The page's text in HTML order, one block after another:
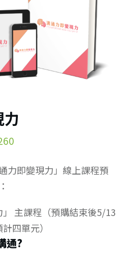
範
NT$2,280
到
NT$3,260
力即變現力」線上課程預
」 主課程（預購結束後5/13
四單元）
通?